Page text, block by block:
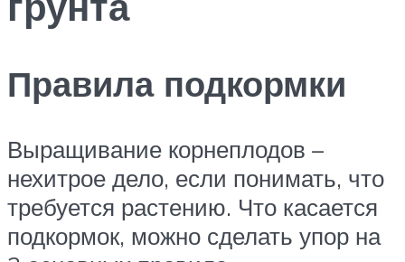
Правила подкормки
Выращивание корнеплодов –
нехитрое дело, если понимать, что
требуется растению. Что касается
подкормок, можно сделать упор на